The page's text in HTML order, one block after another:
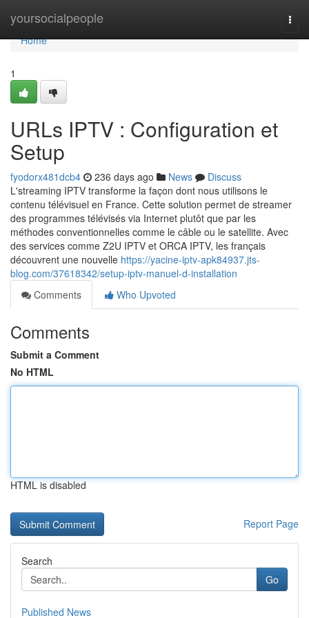
yoursocialpeople
Home
Home
1
URLs IPTV : Configuration et
Setup
fyodorx481dcb4 236 days ago News
Discuss
L'streaming IPTV transforme la façon dont nous utilisons le
contenu télévisuel en France. Cette solution permet de streamer
des programmes télévisés via Internet plutôt que par les
méthodes conventionnelles comme le câble ou le satellite. Avec
des services comme Z2U IPTV et ORCA IPTV, les français
découvrent une nouvelle https://yacine-iptv-apk84937.jts-
blog.com/37618342/setup-iptv-manuel-d-installation
Comments
Who Upvoted
Comments
Submit a Comment
No HTML
HTML is disabled
Report Page
Search
Go
Published News